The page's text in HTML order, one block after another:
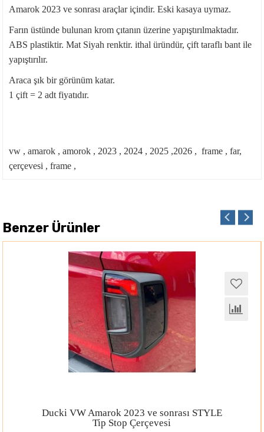
Amarok 2023 ve sonrası araçlar içindir. Eski kasaya uymaz.
Farın üstünde bulunan krom çıtanın üzerine yapıştırılmaktadır.
ABS plastiktir. Mat Siyah renktir. ithal üründür, çift taraflı bant ile
yapıştırılır.
Araca şık bir görünüm katar.
1 çift = 2 adt fiyatıdır.
vw , amarok , amorok , 2023 , 2024 , 2025 ,2026 , frame , far,
çerçevesi , frame ,
Benzer Ürünler
Ducki VW Amarok 2023 ve sonrası STYLE
Tip Stop Çerçevesi